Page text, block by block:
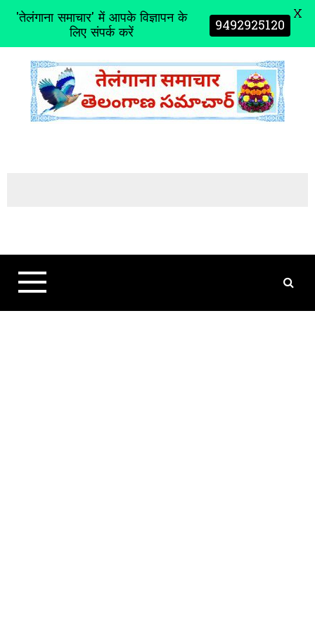
t
'तेलंगाना समाचार' में आपके विज्ञापन के
लिए संपर्क करें 9492925120 X